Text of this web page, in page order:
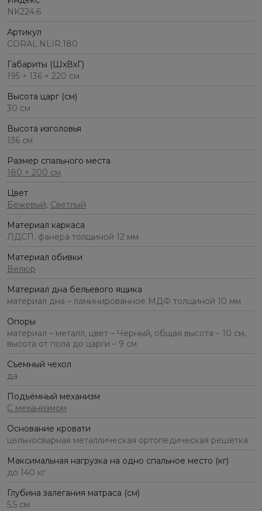
NK224.6
Артикул
CORAL.NLIR.180
Габариты (ШхВхГ)
195 × 136 × 220 см
Высота царг (см)
30 см
Высота изголовья
136 см
Размер спального места
180 × 200 см
Цвет
Бежевый, Светлый
Материал каркаса
ЛДСП, фанера толщиной 12 мм
Материал обивки
Велюр
Материал дна бельевого ящика
материал дна – ламинированное МДФ толщиной 10 мм
Опоры
материал – металл, цвет – Черный, общая высота – 10 см,
высота от пола до царги – 9 см
Съемный чехол
да
Подъёмный механизм
С механизмом
Основание кровати
цельносварная металлическая ортопедическая решетка
Максимальная нагрузка на одно спальное место (кг)
до 140 кг
Глубина залегания матраса (см)
5,5 см